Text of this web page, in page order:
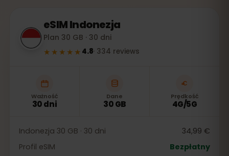
eSIMIndonezja
Plan 30 GB · 30 dni
★★★★★ 4.8· 334 reviews
Ważność
30 dni
Dane
30 GB
Prędkość
4G/5G
Indonezja 30 GB · 30 dni
34,99 €
Profil eSIM
Bezpłatny